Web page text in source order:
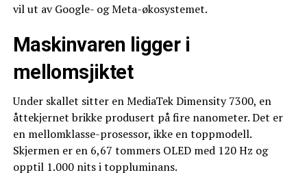
vil ut av Google- og Meta-økosystemet.
Maskinvaren ligger i
mellomsjiktet
Under skallet sitter en MediaTek Dimensity 7300, en
åttekjernet brikke produsert på fire nanometer. Det er
en mellomklasse-prosessor, ikke en toppmodell.
Skjermen er en 6,67 tommers OLED med 120 Hz og
opptil 1.000 nits i toppluminans.